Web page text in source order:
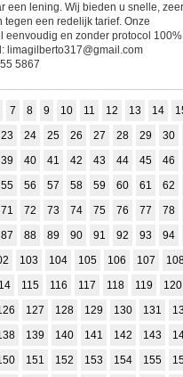
een lening. Wij bieden u snelle, zeer
tegen een redelijk tarief. Onze
eenvoudig en zonder protocol 100%
limagilberto317@gmail.com
5867
7 8 9 10 11 12 13 14
23 24 25 26 27 28 29
30
39 40 41 42 43 44 45
46
55 56 57 58 59 60 61
62
71 72 73 74 75 76 77
78
87 88 89 90 91 92 93
94
103 104 105 106 107
115 116 117 118 119
120
127 128 129 130 131
139 140 141 142 143
151 152 153 154 155